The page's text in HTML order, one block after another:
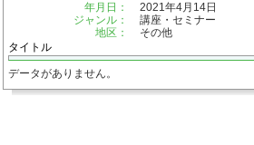
年月日：
2021年4月14日
ジャンル：
講座・セミナー
地区：
その他
タイトル
データがありません。